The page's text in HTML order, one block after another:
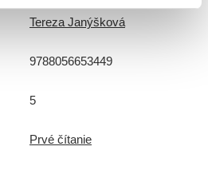
Tereza Janýšková
9788056653449
5
Prvé čítanie